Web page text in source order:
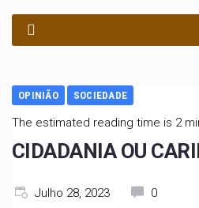
OPINIÃO SOCIEDADE
The estimated reading time is 2
CIDADANIA OU
Julho 28, 2023 0
PROCURAR